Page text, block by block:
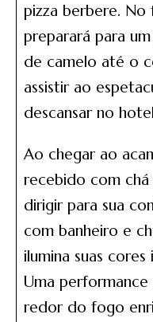
pizza berbere. No
preparará para
de camelo até o
assistir ao
descansar no
Ao chegar ao
recebido com
dirigir para sua
com banheiro e
ilumina suas
Uma
redor do fogo